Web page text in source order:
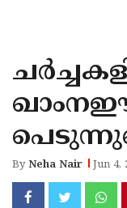
KANNUR
KASARAGOD
ഖാംനഈ
ByNeha Nair Jun 4,